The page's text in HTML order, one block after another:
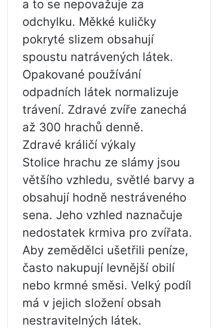
a to se nepovažuje za
odchylku. Měkké kuličky
pokryté slizem obsahují
spoustu natrávených látek.
Opakované používání
odpadních látek normalizuje
trávení. Zdravé zvíře zanechá
až 300 hrachů denně.
Zdravé králičí výkaly
Stolice hrachu ze slámy jsou
většího vzhledu, světlé barvy a
obsahují hodně nestráveného
sena. Jeho vzhled naznačuje
nedostatek krmiva pro zvířata.
Aby zemědělci ušetřili peníze,
často nakupují levnější obilí
nebo krmné směsi. Velký podíl
má v jejich složení obsah
nestravitelných látek.